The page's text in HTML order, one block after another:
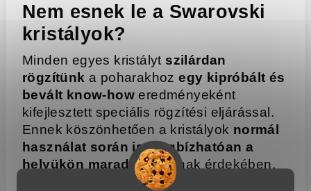
Nem esnek le a Swarovski
kristályok?
Minden egyes kristálytszilárdan
rögzítünk a poharakhozegy kipróbált és
bevált know-how eredményeként
kifejlesztett speciális rögzítési eljárással.
Ennek köszönhetően a kristályok normál
használat során is megbízhatóan a
helyükön maradnak. Annak érdekében,
hogy a poharak csillogása, fénye és